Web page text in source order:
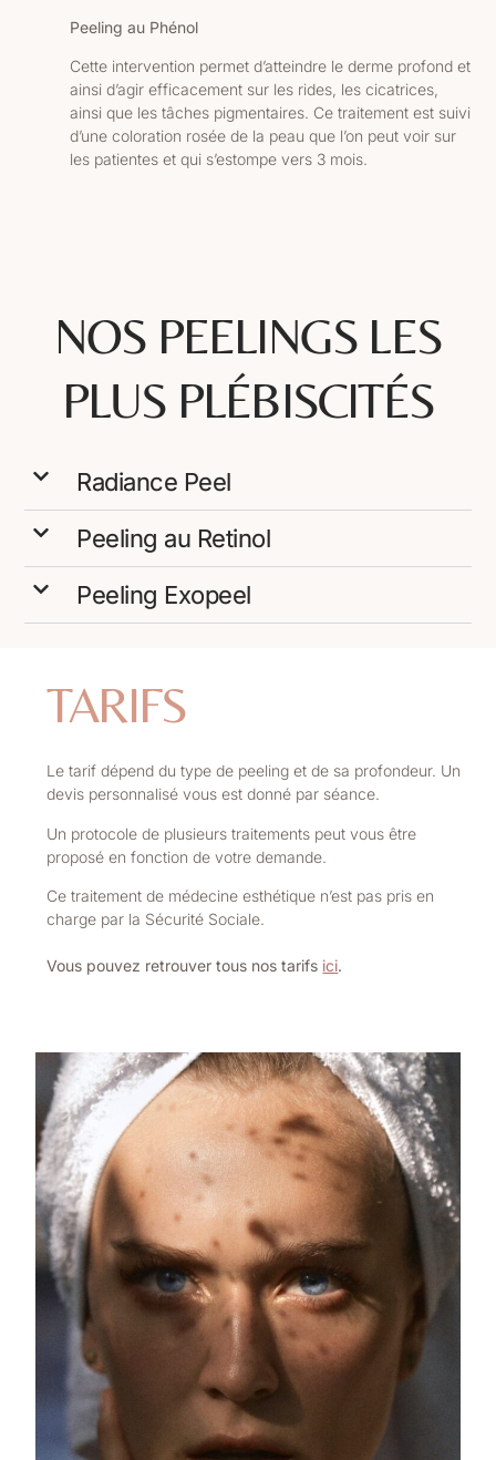
Peeling au Phénol
Cette intervention permet d’atteindre le derme profond et
ainsi d’agir efficacement sur les rides, les cicatrices,
ainsi que les tâches pigmentaires. Ce traitement est suivi
d’une coloration rosée de la peau que l’on peut voir sur
les patientes et qui s’estompe vers 3 mois.
NOS PEELINGS LES
PLUS PLÉBISCITÉS
Radiance Peel
Peeling au Retinol
Peeling Exopeel
TARIFS
Le tarif dépend du type de peeling et de sa profondeur. Un
devis personnalisé vous est donné par séance.
Un protocole de plusieurs traitements peut vous être
proposé en fonction de votre demande.
Ce traitement de médecine esthétique n’est pas pris en
charge par la Sécurité Sociale.
Vous pouvez retrouver tous nos tarifs ici.